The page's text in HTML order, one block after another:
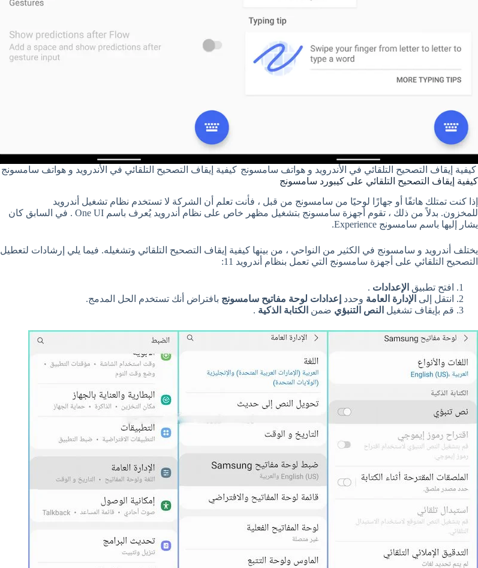
كيفية إيقاف التصحيح التلقائي في الأندرويد و هواتف سامسونج كيفية إيقاف التصحيح التلقائي في الأندرويد و هواتف سامسونج
كيفية إيقاف التصحيح التلقائي على كيبورد سامسونج
إذا كنت تمتلك هاتفًا أو جهازًا لوحيًا من سامسونج من قبل ، فأنت تعلم أن الشركة لا تستخدم نظام تشغيل أندرويد
للمخزون. بدلاً من ذلك ، تقوم أجهزة سامسونج بتشغيل مظهر خاص على نظام أندرويد يُعرف باسم One UI . في السابق كان
يشار إليها باسم سامسونج Experience.
يختلف أندرويد و سامسونج في الكثير من النواحي ، من بينها كيفية إيقاف التصحيح التلقائي وتشغيله. فيما يلي إرشادات لتعطيل
التصحيح التلقائي على أجهزة سامسونج التي تعمل بنظام أندرويد 11:
افتح تطبيق الإعدادات .
انتقل إلى الإدارة العامة وحدد إعدادات لوحة مفاتيح سامسونج بافتراض أنك تستخدم الحل المدمج.
قم بإيقاف تشغيل النص التنبؤي ضمن الكتابة الذكية .